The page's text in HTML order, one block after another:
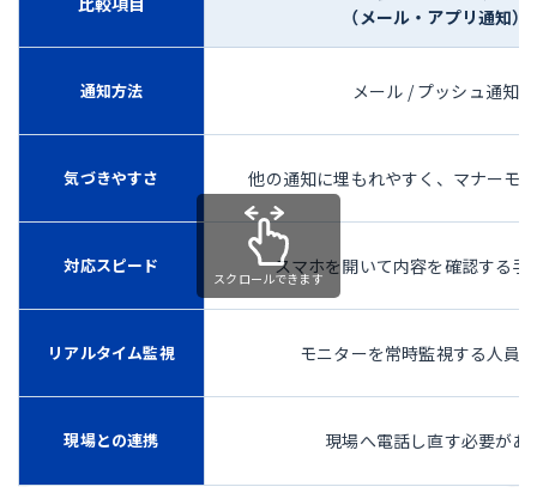
（メール・アプリ通知）
通知方法 メール / プッシュ通知
気づきやすさ 他の通知に埋もれやすく、マナーモ
対応スピード スマホを開いて内容を確認する手
リアルタイム監視 モニターを常時監視する人員
現場との連携 現場へ電話し直す必要があ